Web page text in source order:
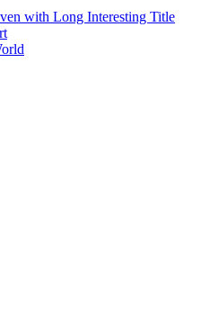
with Long Interesting Title